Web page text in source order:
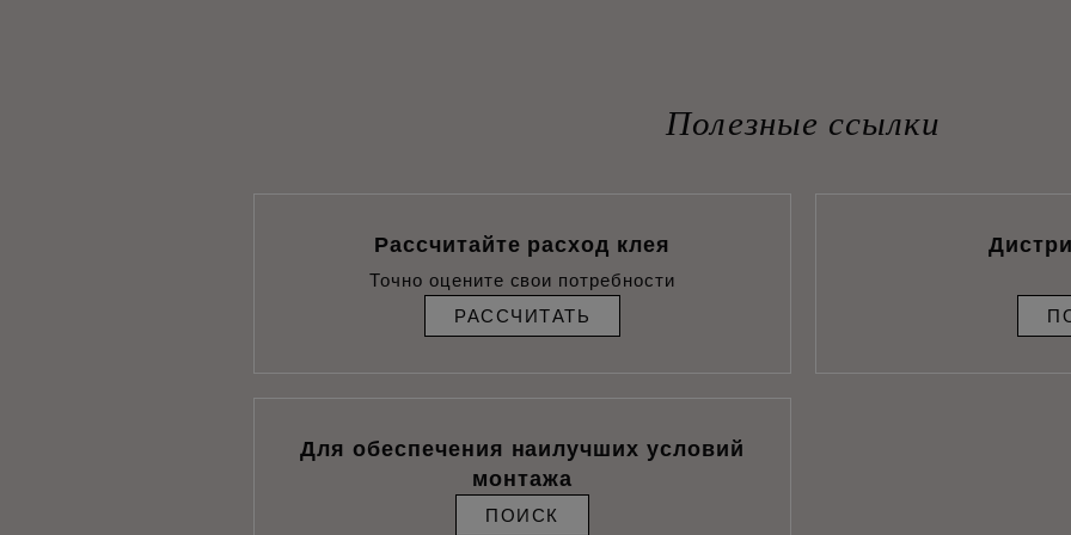
Полезные ссылки
Рассчитайте расход клея
Точно оцените свои потребности
РАССЧИТАТЬ
Для обеспечения наилучших условий
монтажа
ПОИСК